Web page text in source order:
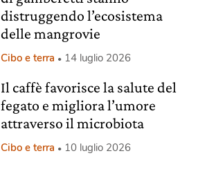
distruggendo l’ecosistema
delle mangrovie
Cibo e terra 14 luglio 2026
Il caffè favorisce la salute del
fegato e migliora l’umore
attraverso il microbiota
Cibo e terra 10 luglio 2026